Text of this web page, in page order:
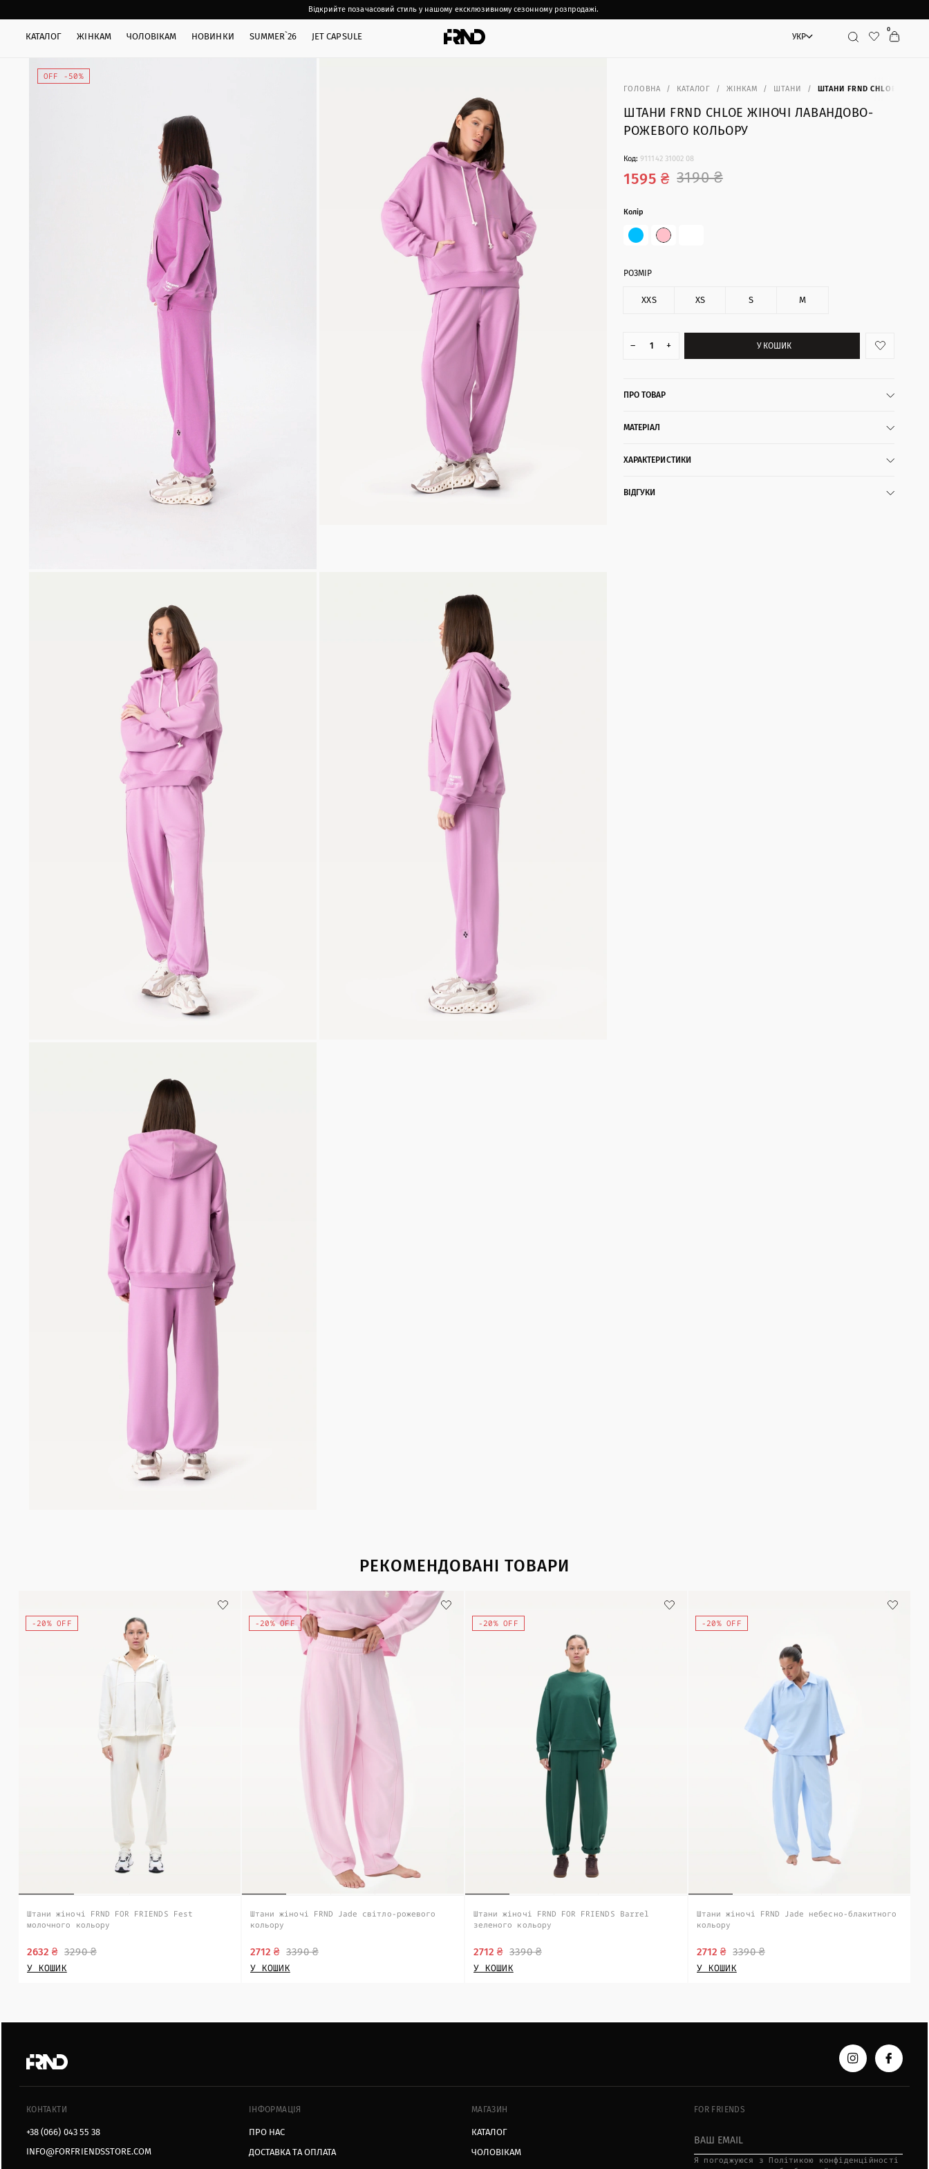
Відкрийте позачасовий стиль у нашому ексклюзивному сезонному розпродажі.
КАТАЛОГ ЖІНКАМ ЧОЛОВІКАМ НОВИНКИ SUMMER`26 JET CAPSULE УКР Пошук
0
OFF -50%
ГОЛОВНА КАТАЛОГ ЖІНКАМ ШТАНИ ШТАНИ FRND CHLOE
ШТАНИ FRND CHLOE ЖІНОЧІ ЛАВАНДОВО-
РОЖЕВОГО КОЛЬОРУ
Код:911142 31002 08
3190 ₴
1595 ₴
Колір
РОЗМІР
XXS XS S M
– + У КОШИК
ПРО ТОВАР
МАТЕРІАЛ
ХАРАКТЕРИСТИКИ
ВІДГУКИ
РЕКОМЕНДОВАНІ ТОВАРИ
-20% OFF
Штани жіночі FRND FOR FRIENDS Fest
молочного кольору
3290 ₴
2632 ₴
У КОШИК
-20% OFF
Штани жіночі FRND Jade світло-рожевого
кольору
3390 ₴
2712 ₴
У КОШИК
-20% OFF
Штани жіночі FRND FOR FRIENDS Barrel
зеленого кольору
3390 ₴
2712 ₴
У КОШИК
-20% OFF
Штани жіночі FRND Jade небесно-блакитного
кольору
3390 ₴
2712 ₴
У КОШИК
КОНТАКТИ
+38 (066) 043 55 38
INFO@FORFRIENDSSTORE.COM
ІНФОРМАЦІЯ
ПРО НАС
ДОСТАВКА ТА ОПЛАТА
МАГАЗИН
КАТАЛОГ
ЧОЛОВІКАМ
FOR FRIENDS
Я пoгoджуюcя з Пoлітикoю кoнфідeнційнocті